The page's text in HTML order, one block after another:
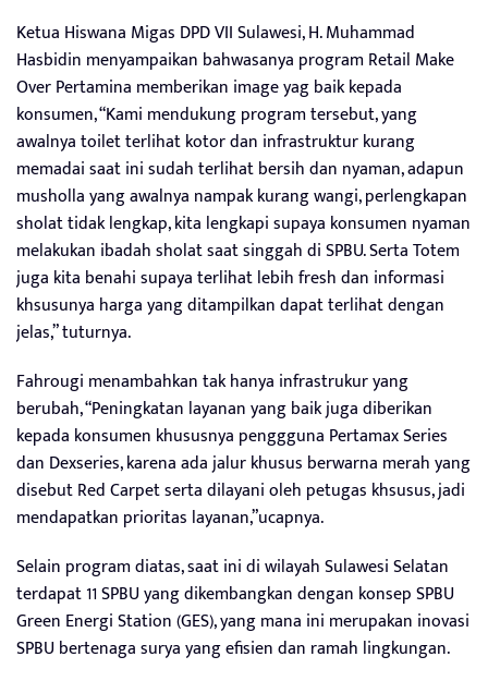
Ketua Hiswana Migas DPD VII Sulawesi, H. Muhammad
Hasbidin menyampaikan bahwasanya program Retail Make
Over Pertamina memberikan image yag baik kepada
konsumen, “Kami mendukung program tersebut, yang
awalnya toilet terlihat kotor dan infrastruktur kurang
memadai saat ini sudah terlihat bersih dan nyaman, adapun
musholla yang awalnya nampak kurang wangi, perlengkapan
sholat tidak lengkap, kita lengkapi supaya konsumen nyaman
melakukan ibadah sholat saat singgah di SPBU. Serta Totem
juga kita benahi supaya terlihat lebih fresh dan informasi
khsusunya harga yang ditampilkan dapat terlihat dengan
jelas,” tuturnya.
Fahrougi menambahkan tak hanya infrastrukur yang
berubah, “Peningkatan layanan yang baik juga diberikan
kepada konsumen khususnya penggguna Pertamax Series
dan Dexseries, karena ada jalur khusus berwarna merah yang
disebut Red Carpet serta dilayani oleh petugas khsusus, jadi
mendapatkan prioritas layanan,”ucapnya.
Selain program diatas, saat ini di wilayah Sulawesi Selatan
terdapat 11 SPBU yang dikembangkan dengan konsep SPBU
Green Energi Station (GES), yang mana ini merupakan inovasi
SPBU bertenaga surya yang efisien dan ramah lingkungan.